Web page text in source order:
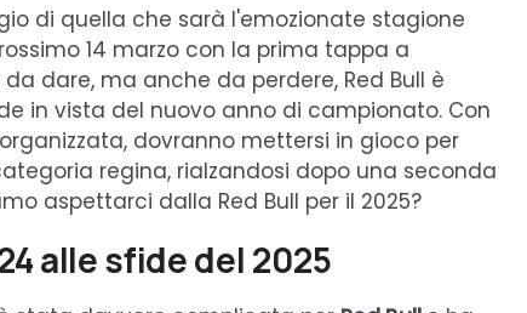
di quella che sarà l'emozionate stagione
14 marzo con la prima tappa a
dare, ma anche da perdere, Red Bull è
in vista del nuovo anno di campionato. Con
dovranno mettersi in gioco per
regina, rialzandosi dopo una seconda
aspettarci dalla Red Bull per il 2025?
alle sfide del 2025